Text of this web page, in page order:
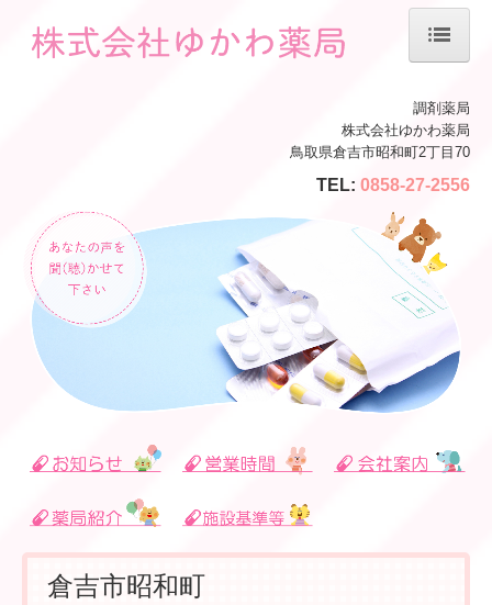
サービス案内
処方箋の受付
LINE
在宅
調剤薬局
株式会社ゆかわ薬局
鳥取県倉吉市昭和町2丁目70
TEL: 0858-27-2556
倉吉市昭和町